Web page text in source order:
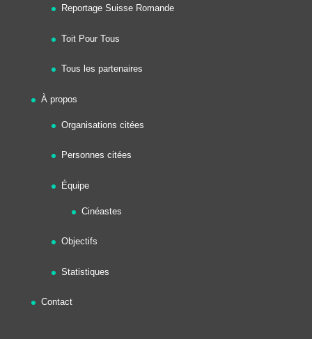
Reportage Suisse Romande
Toit Pour Tous
Tous les partenaires
À propos
Organisations citées
Personnes citées
Équipe
Cinéastes
Objectifs
Statistiques
Contact